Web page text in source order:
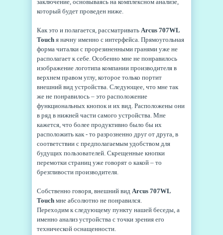
заключение, основываясь на комплексном анализе,
который будет проведен ниже.
Как это и полагается, рассматривать Arcus 707WL
Touch я начну именно с интерфейса. Прямоугольная
форма читалки с прорезиненными гранями уже не
располагает к себе. Особенно мне не понравилось
изображение логотипа компании производителя в
верхнем правом углу, которое только портит
внешний вид устройства. Следующее, что мне так
же не понравилось – это расположение
функциональных кнопок и их вид. Расположены они
в ряд в нижней части самого устройства. Мне
кажется, что более продуктивно было бы их
расположить как - то разрозненно друг от друга, в
соответствии с предполагаемым удобством для
будущих пользователей. Скрещенные кнопки
перемотки страниц уже говорят о какой – то
брезгливости производителя.
Собственно говоря, внешний вид Arcus 707WL
Touch мне абсолютно не понравился.
Переходим к следующему пункту нашей беседы, а
именно анализ устройства с точки зрения его
технической оснащенности.